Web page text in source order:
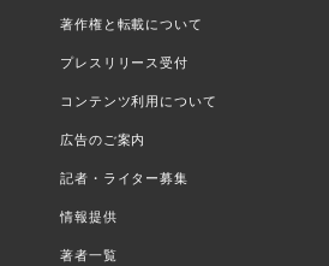
著作権と転載について
プレスリリース受付
コンテンツ利用について
広告のご案内
記者・ライター募集
情報提供
著者一覧